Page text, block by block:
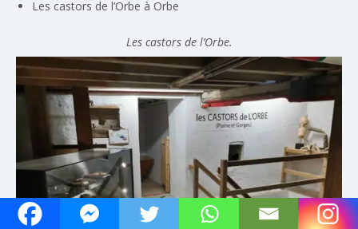
Les castors de l’Orbe à Orbe
Les castors de l’Orbe.